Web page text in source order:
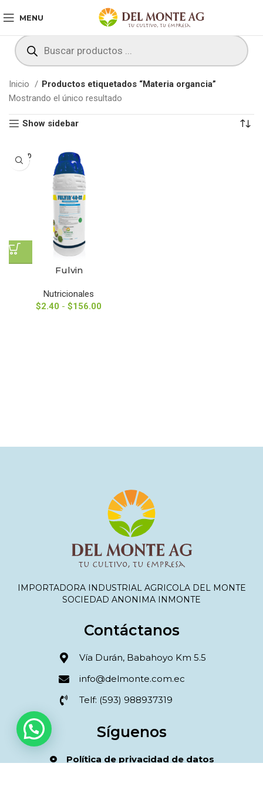
MENU
Inicio
Productos etiquetados “Materia organcia”
Mostrando el único resultado
Show sidebar
SOLD
OUT
Fulvin
Nutricionales
$2.40 - $156.00
IMPORTADORA INDUSTRIAL AGRICOLA DEL MONTE
SOCIEDAD ANONIMA INMONTE
Contáctanos
Vía Durán, Babahoyo Km 5.5
info@delmonte.com.ec
Telf: (593) 988937319
Síguenos
Política de privacidad de datos